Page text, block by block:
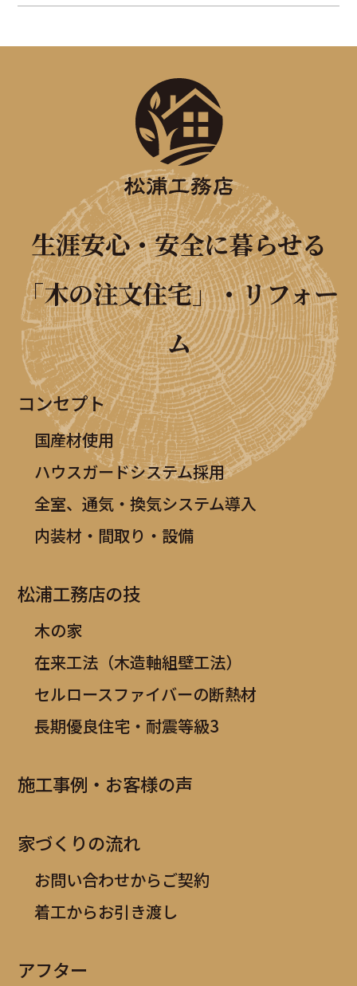
生涯安心・安全に暮らせる
「木の注文住宅」・リフォー
ム
コンセプト
国産材使用
ハウスガードシステム採用
全室、通気・換気システム導入
内装材・間取り・設備
松浦工務店の技
木の家
在来工法（木造軸組壁工法）
セルロースファイバーの断熱材
長期優良住宅・耐震等級3
施工事例・お客様の声
家づくりの流れ
お問い合わせからご契約
着工からお引き渡し
アフター